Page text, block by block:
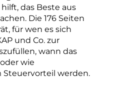
das Beste aus
Die 176 Seiten
für wen es sich
und Co. zur
wann das
wie
Steuervorteil werden.